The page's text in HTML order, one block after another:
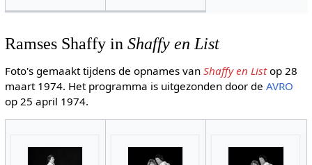
Ramses Shaffy in Shaffy en List
Foto's gemaakt tijdens de opnames van Shaffy en Listop 28
maart 1974. Het programma is uitgezonden door de AVRO
op 25 april 1974.